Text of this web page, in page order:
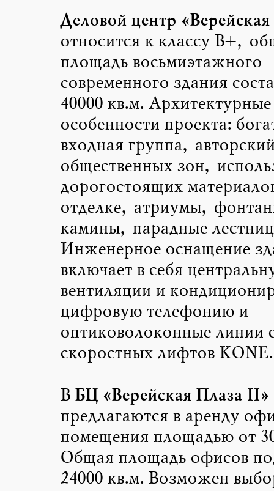
Деловой центр
относится к классу B+,
площадь восьмиэтажного
современного здания
40000 кв.м. Архитектурные
особенности проекта:
входная группа,
общественных зон,
дорогостоящих
отделке, атриумы,
камины, парадные
Инженерное оснащение
включает в себя
вентиляции и
цифровую телефонию и
оптиковолоконные линии
скоростных лифтов KONE.
В БЦ «Верейская Плаза II»
предлагаются в аренду
помещения площадью от
Общая площадь офисов
24000 кв.м. Возможен